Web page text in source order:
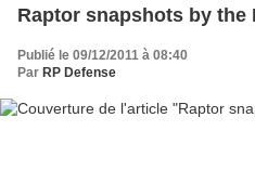
Raptor snapshots by the
Publié le 09/12/2011 à 08:40
Par RP Defense